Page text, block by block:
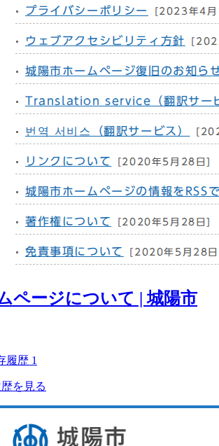
ページについて | 城陽市
履歴 1
を見る